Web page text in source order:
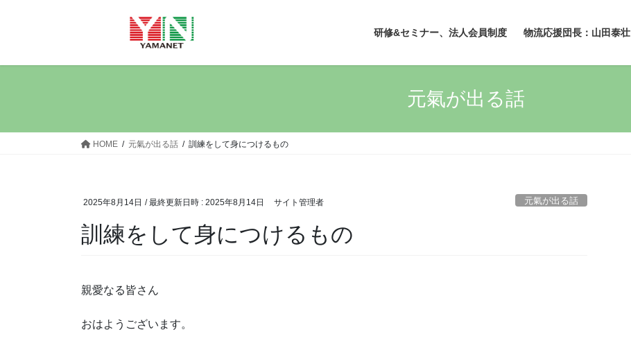
研修&セミナー、法人会員制度 物流応援団長：山田泰壮
元氣が出る話
HOME 元氣が出る話 訓練をして身につけるもの
2025年8月14日 / 最終更新日時 : 2025年8月14日 サイト管理者 元氣が出る話
訓練をして身につけるもの
親愛なる皆さん
おはようございます。